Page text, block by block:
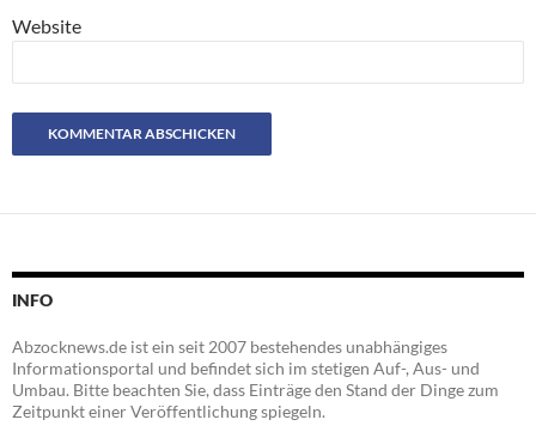
Website
INFO
Abzocknews.de ist ein seit 2007 bestehendes unabhängiges
Informationsportal und befindet sich im stetigen Auf-, Aus- und
Umbau. Bitte beachten Sie, dass Einträge den Stand der Dinge zum
Zeitpunkt einer Veröffentlichung spiegeln.